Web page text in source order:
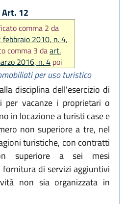
Art. 12
comma 2 da
febbraio 2010, n. 4,
comma 3 daart.
2016, n. 4 poi
27 dicembre 2017,
per uso turistico
disciplina dell'esercizio di
per vacanze i proprietari o
in locazione a turisti case e
non superiore a tre, nel
turistiche, con contratti
superiore a sei mesi
fornitura di servizi aggiuntivi
non sia organizzata in